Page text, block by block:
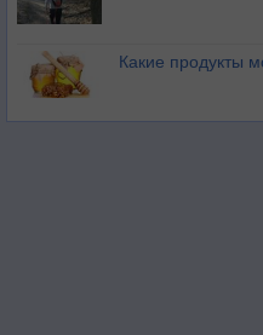
Какие продукты